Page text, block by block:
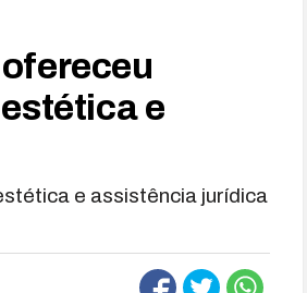
e
e assistência jurídica